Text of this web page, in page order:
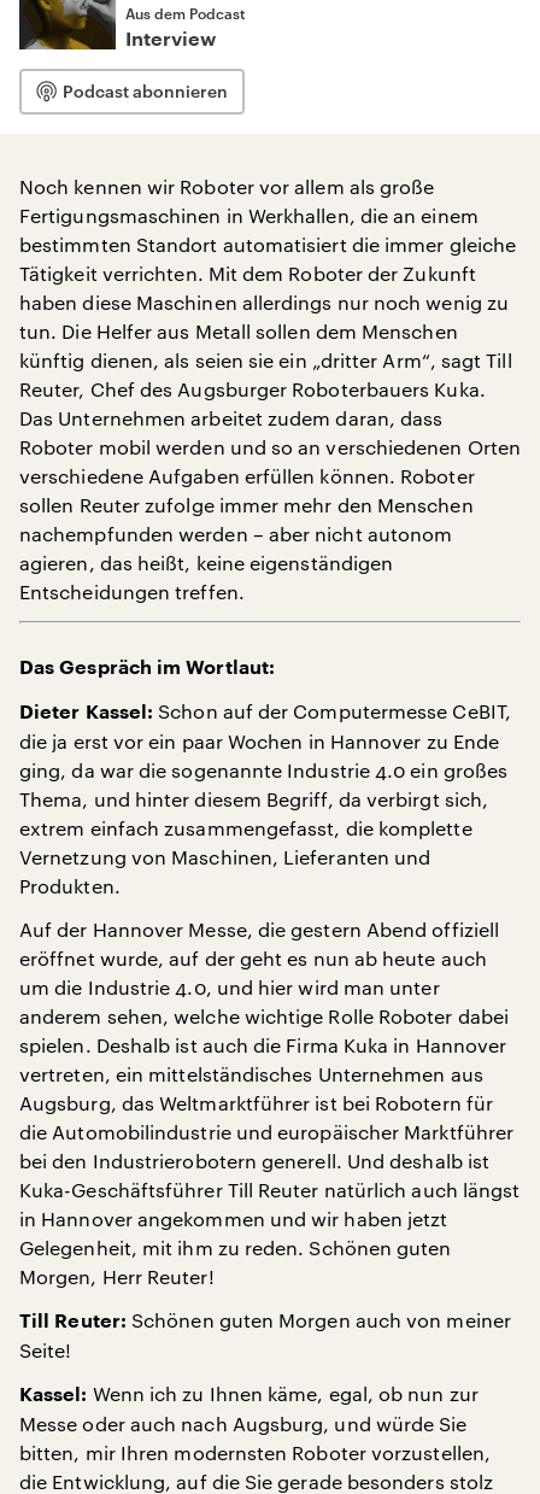
Aus dem Podcast
Interview
Podcast abonnieren
Noch kennen wir Roboter vor allem als große
Fertigungsmaschinen in Werkhallen, die an einem
bestimmten Standort automatisiert die immer gleiche
Tätigkeit verrichten. Mit dem Roboter der Zukunft
haben diese Maschinen allerdings nur noch wenig zu
tun. Die Helfer aus Metall sollen dem Menschen
künftig dienen, als seien sie ein „dritter Arm“, sagt Till
Reuter, Chef des Augsburger Roboterbauers Kuka.
Das Unternehmen arbeitet zudem daran, dass
Roboter mobil werden und so an verschiedenen Orten
verschiedene Aufgaben erfüllen können. Roboter
sollen Reuter zufolge immer mehr den Menschen
nachempfunden werden – aber nicht autonom
agieren, das heißt, keine eigenständigen
Entscheidungen treffen.
Das Gespräch im Wortlaut:
Dieter Kassel: Schon auf der Computermesse CeBIT,
die ja erst vor ein paar Wochen in Hannover zu Ende
ging, da war die sogenannte Industrie 4.0 ein großes
Thema, und hinter diesem Begriff, da verbirgt sich,
extrem einfach zusammengefasst, die komplette
Vernetzung von Maschinen, Lieferanten und
Produkten.
Auf der Hannover Messe, die gestern Abend offiziell
eröffnet wurde, auf der geht es nun ab heute auch
um die Industrie 4.0, und hier wird man unter
anderem sehen, welche wichtige Rolle Roboter dabei
spielen. Deshalb ist auch die Firma Kuka in Hannover
vertreten, ein mittelständisches Unternehmen aus
Augsburg, das Weltmarktführer ist bei Robotern für
die Automobilindustrie und europäischer Marktführer
bei den Industrierobotern generell. Und deshalb ist
Kuka-Geschäftsführer Till Reuter natürlich auch längst
in Hannover angekommen und wir haben jetzt
Gelegenheit, mit ihm zu reden. Schönen guten
Morgen, Herr Reuter!
Till Reuter: Schönen guten Morgen auch von meiner
Seite!
Kassel: Wenn ich zu Ihnen käme, egal, ob nun zur
Messe oder auch nach Augsburg, und würde Sie
bitten, mir Ihren modernsten Roboter vorzustellen,
die Entwicklung, auf die Sie gerade besonders stolz